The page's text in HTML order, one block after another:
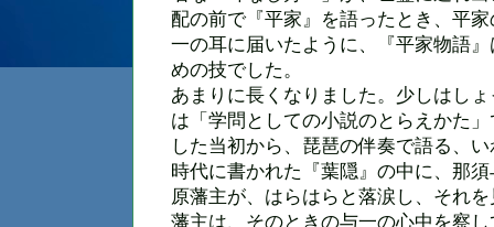
配の前で『平家』を語ったとき、平
一の耳に届いたように、『平家物語
めの技でした。
あまりに長くなりました。少しはし
は「学問としての小説のとらえかた
した当初から、琵琶の伴奏で語る、
時代に書かれた『葉隠』の中に、那
原藩主が、はらはらと落涙し、それ
藩主は、そのときの与一の心中を察